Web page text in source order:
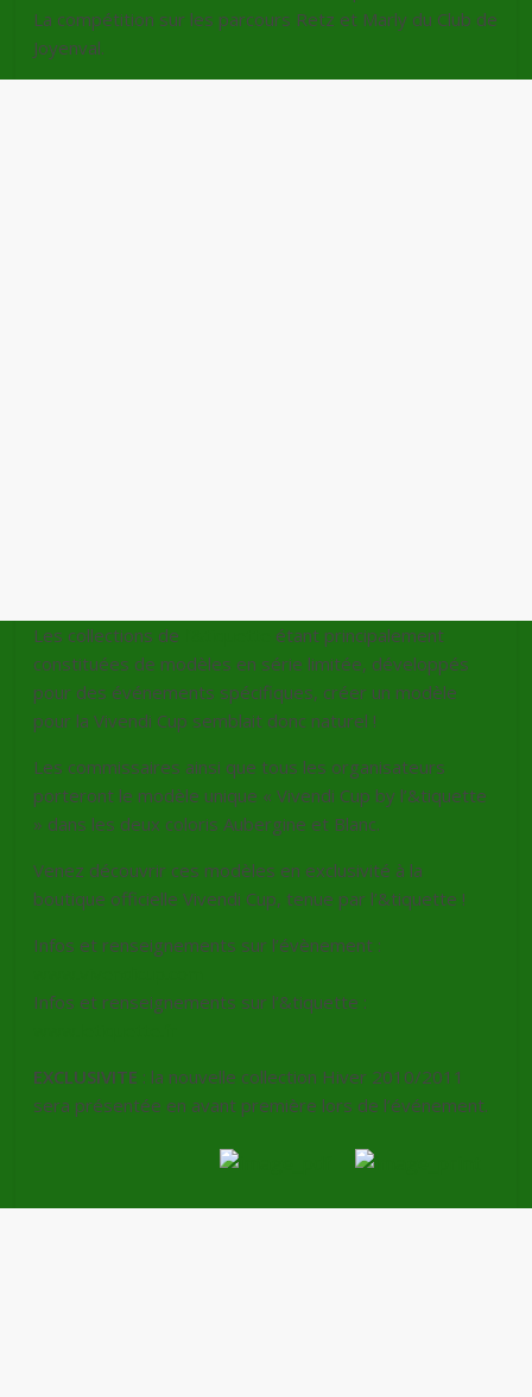
La compétition sur les parcours Retz et Marly du Club de
Joyenval.
Les collections de
étant principalement
constituées de modèles en série limitée, développés
pour des événements spécifiques, créer un modèle
pour la Vivendi Cup semblait donc naturel !
Les commissaires ainsi que tous les organisateurs
porteront le modèle unique « Vivendi Cup by l’&tiquette
» dans les deux coloris Aubergine et Blanc.
Venez découvrir ces modèles en exclusivité à la
boutique officielle Vivendi Cup, tenue par l’&tiquette !
Infos et renseignements sur l’évènement :
Infos et renseignements sur l’&tiquette :
EXCLUSIVITE : la nouvelle collection Hiver 2010/2011
sera présentée en avant première lors de l’événement.